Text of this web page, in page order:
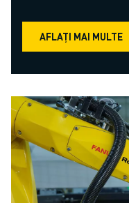
AFLAȚI MAI MULTE